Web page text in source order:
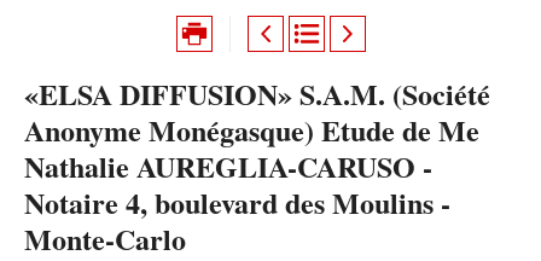
«ELSA DIFFUSION» S.A.M. (Société
Anonyme Monégasque) Etude de Me
Nathalie AUREGLIA-CARUSO -
Notaire 4, boulevard des Moulins -
Monte-Carlo